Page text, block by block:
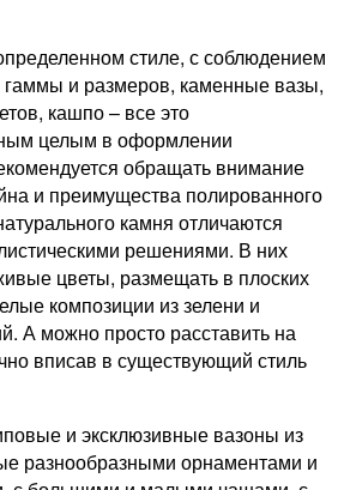
стиле, с соблюдением
гаммы и размеров, каменные вазы,
кашпо – все это
целым в оформлении
обращать внимание
и преимущества полированного
камня отличаются
решениями. В них
цветы, размещать в плоских
композиции из зелени и
А можно просто расставить на
вписав в существующий стиль
и эксклюзивные вазоны из
разнообразными орнаментами и